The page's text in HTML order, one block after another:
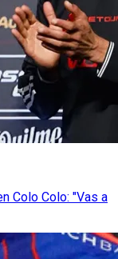
Colo Colo: "Vas a